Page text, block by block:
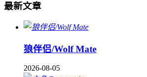
最新文章
狼伴侣/Wolf Mate
2026-08-05